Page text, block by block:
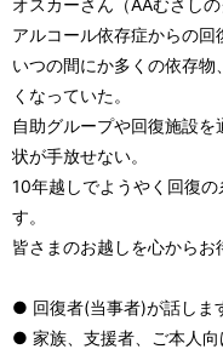
オスカーさん（AAむさしの
アルコール依存症からの回
いつの間にか多くの依存
くなっていた。
自助グループや回復施設
状が手放せない。
10年越しでようやく回復
す。
皆さまのお越しを心からお
● 回復者(当事者)が話しま
● 家族、支援者、ご本人向